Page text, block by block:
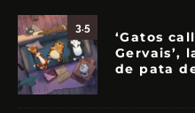
3.5
‘Gatos
Gervais’,
de pata